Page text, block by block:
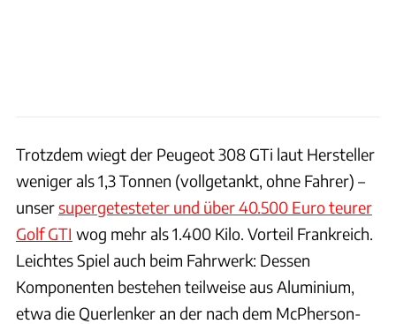
Trotzdem wiegt der Peugeot 308 GTi laut Hersteller
weniger als 1,3 Tonnen (vollgetankt, ohne Fahrer) –
unsersupergetesteter und über 40.500 Euro teurer
Golf GTI wog mehr als 1.400 Kilo. Vorteil Frankreich.
Leichtes Spiel auch beim Fahrwerk: Dessen
Komponenten bestehen teilweise aus Aluminium,
etwa die Querlenker an der nach dem McPherson-